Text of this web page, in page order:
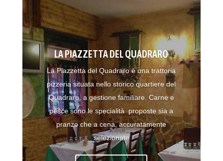
LA PIAZZETTA DEL QUADRARO
La Piazzetta del Quadraro è una trattoria
pizzeria situata nello storico quartiere del
Quadraro, a gestione familiare. Carne e
pesce sono le specialità proposte sia a
pranzo che a cena, accuratamente
selezionate